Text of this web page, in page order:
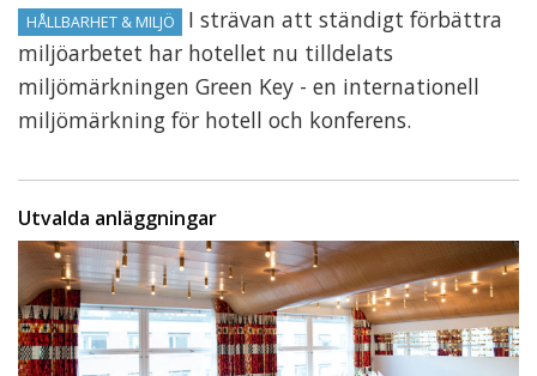
HÅLLBARHET & MILJÖ
I strävan att ständigt förbättra
miljöarbetet har hotellet nu tilldelats
miljömärkningen Green Key - en internationell
miljömärkning för hotell och konferens.
Utvalda anläggningar